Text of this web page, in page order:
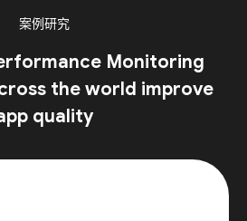
案例研究
Monitoring
the world improve
quality